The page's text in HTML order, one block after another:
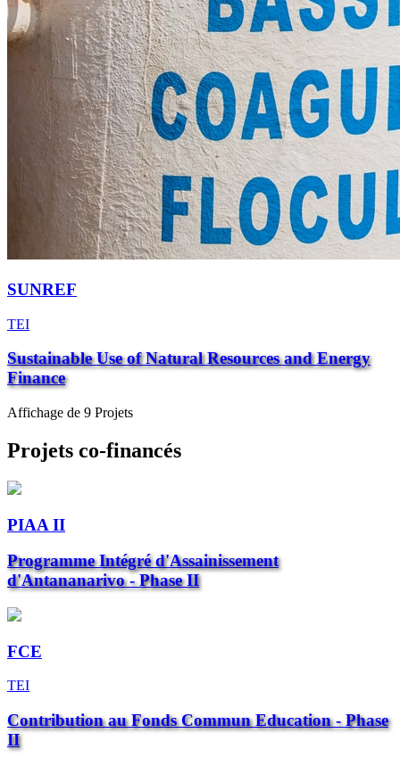
SUNREF
TEI
Sustainable Use of Natural Resources and Energy
Finance
Affichage de 9 Projets
Projets co-financés
PIAA II
Programme Intégré d'Assainissement
d'Antananarivo - Phase II
FCE
TEI
Contribution au Fonds Commun Education - Phase
II